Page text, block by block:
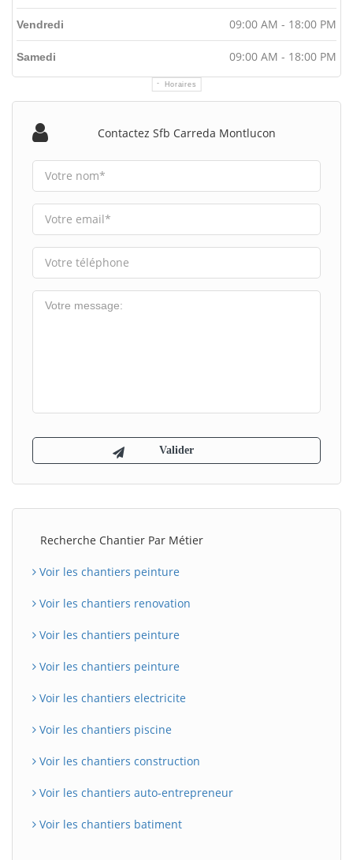
Horaires
Vendredi 09:00 AM - 18:00 PM
Samedi 09:00 AM - 18:00 PM
Contactez Sfb Carreda Montlucon
Recherche Chantier Par Métier
Voir les chantiers peinture
Voir les chantiers renovation
Voir les chantiers peinture
Voir les chantiers peinture
Voir les chantiers electricite
Voir les chantiers piscine
Voir les chantiers construction
Voir les chantiers auto-entrepreneur
Voir les chantiers batiment